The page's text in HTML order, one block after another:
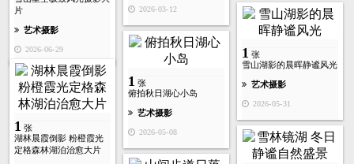
2026-03-12
片
艺术摄影
2026-06-29 1 张
雪山湖影的晨晖静谧风光
艺术摄影
2026-05-31
1 张
俯拍秋日湖心小岛
艺术摄影
2026-05-08
1 张
湖林晨霞倒影 粉橙霞光
定格森林湖泊治愈大片